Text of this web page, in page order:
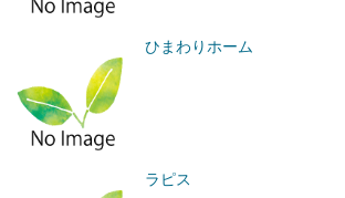
ひまわりホーム
ラピス